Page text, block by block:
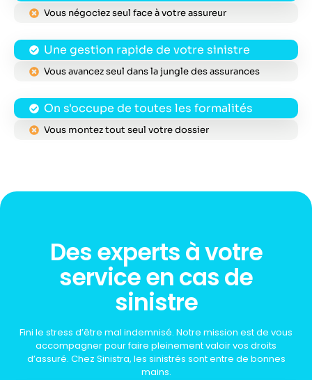
Vous négociez seul face à votre assureur
Une gestion rapide de votre sinistre
Vous avancez seul dans la jungle des assurances
On s'occupe de toutes les formalités
Vous montez tout seul votre dossier
Des experts à votre
service en cas de
sinistre
Fini le stress d’être mal indemnisé. Notre mission est de vous
accompagner pour faire pleinement valoir vos droits
d’assuré. Chez Sinistra, les sinistrés sont entre de bonnes
mains.